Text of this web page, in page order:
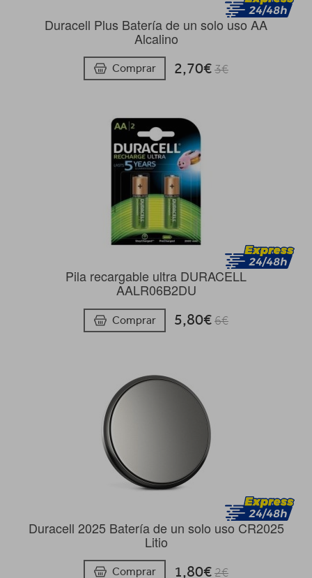
Duracell Plus Batería de un solo uso AA
Alcalino
Comprar 2,70€3€
Pila recargable ultra DURACELL
AALR06B2DU
Comprar 5,80€6€
Duracell 2025 Batería de un solo uso CR2025
Litio
Comprar 1,80€2€